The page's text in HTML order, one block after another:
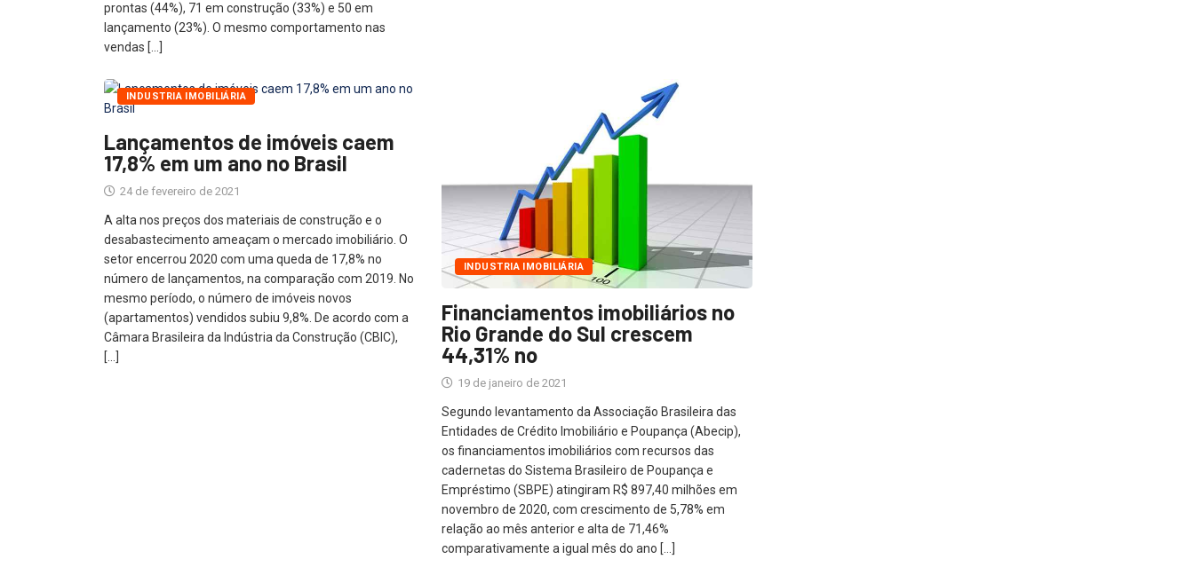
prontas (44%), 71 em construção (33%) e 50 em
lançamento (23%). O mesmo comportamento nas
vendas […]
INDUSTRIA IMOBILIÁRIA
Lançamentos de imóveis caem
17,8% em um ano no Brasil
24 de fevereiro de 2021
A alta nos preços dos materiais de construção e o
desabastecimento ameaçam o mercado imobiliário. O
setor encerrou 2020 com uma queda de 17,8% no
número de lançamentos, na comparação com 2019. No
mesmo período, o número de imóveis novos
(apartamentos) vendidos subiu 9,8%. De acordo com a
Câmara Brasileira da Indústria da Construção (CBIC),
[…]
INDUSTRIA IMOBILIÁRIA
Financiamentos imobiliários no
Rio Grande do Sul crescem
44,31% no
19 de janeiro de 2021
Segundo levantamento da Associação Brasileira das
Entidades de Crédito Imobiliário e Poupança (Abecip),
os financiamentos imobiliários com recursos das
cadernetas do Sistema Brasileiro de Poupança e
Empréstimo (SBPE) atingiram R$ 897,40 milhões em
novembro de 2020, com crescimento de 5,78% em
relação ao mês anterior e alta de 71,46%
comparativamente a igual mês do ano […]